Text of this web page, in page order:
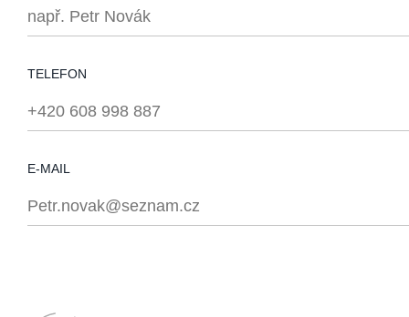
TELEFON
E-MAIL